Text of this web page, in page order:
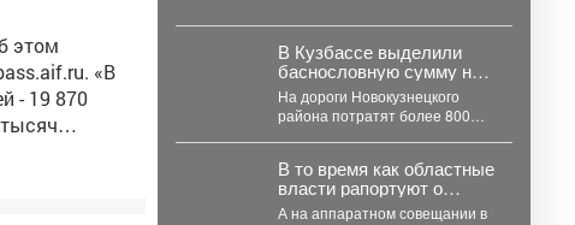
этом
«В
- 19 870
места событий. Вечером во
вторник,...
В Кузбассе выделили
баснословную сумму на
вечную проблему: 826
млн на ремонт
На дороги Новокузнецкого
района потратят более 800
В то время как областные
власти рапортуют о
стабилизации с топливом
А на аппаратном совещании в